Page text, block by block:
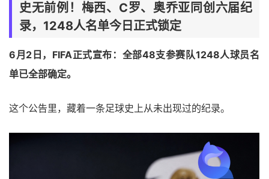
史无前例！梅西、C罗、奥乔亚同创六届纪
录，1248人名单今日正式锁定
6月2日，FIFA正式宣布：全部48支参赛队1248人球员名
单已全部确定。
这个公告里，藏着一条足球史上从未出现过的纪录。